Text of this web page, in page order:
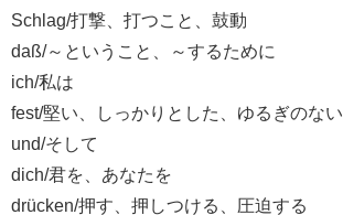
Schlag/打撃、打つこと、鼓動
daß/～ということ、～するために
ich/私は
fest/堅い、しっかりとした、ゆるぎのない
und/そして
dich/君を、あなたを
drücken/押す、押しつける、圧迫する